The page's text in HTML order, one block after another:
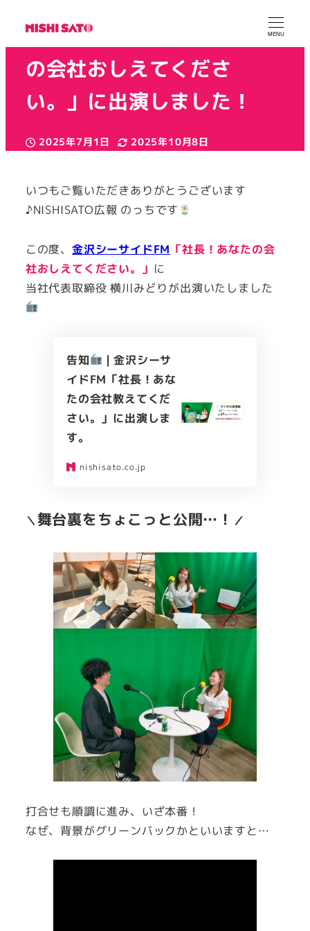
MENU
【FM出演】「社長！あなた
の会社おしえてくださ
い。」に出演しました！
投稿日
2025年7月1日
更新日
2025年10月8日
者
いつもご覧いただきありがとうございます
♪NISHISATO広報 のっちです
この度、 金沢シーサイドFM 「社長！あなたの会
社おしえてください。」 に
当社代表取締役 横川みどりが出演いたしました
告知
| 金沢シーサ
イドFM「社長！あな
たの会社教えてくだ
さい。」に出演しま
す。
nishisato.co.jp
＼舞台裏をちょこっと公開…！ ／
打合せも順調に進み、いざ本番！
なぜ、背景がグリーンバックかといいますと…